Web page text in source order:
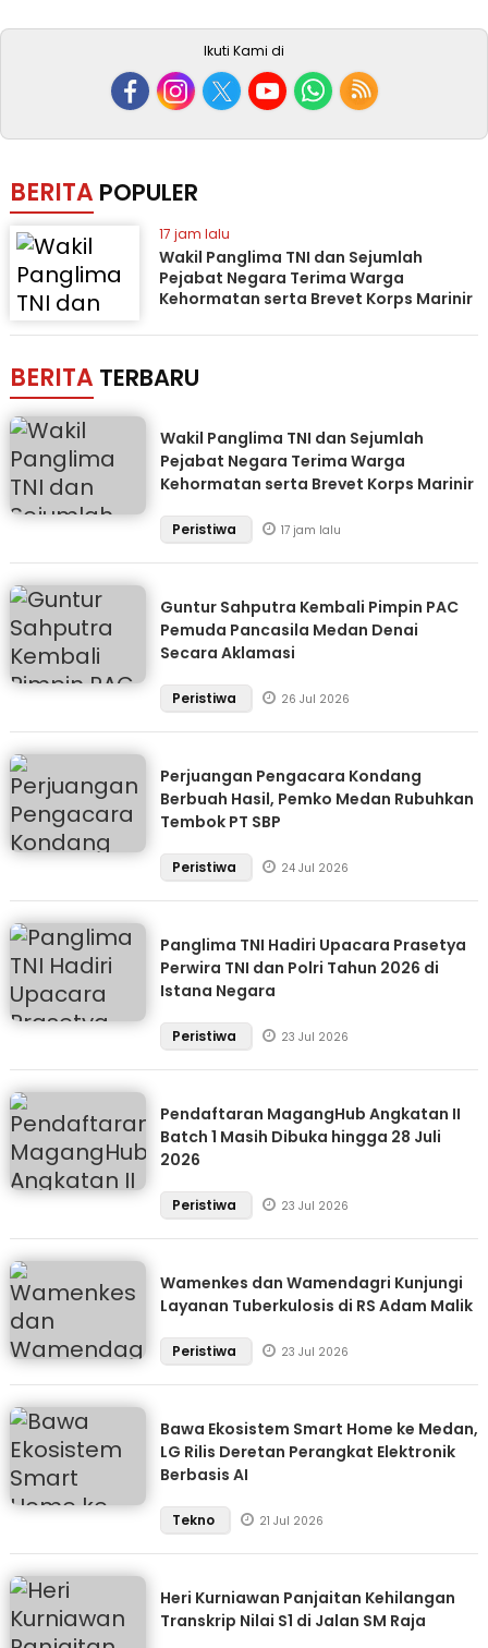
Ikuti Kami di
BERITA POPULER
17 jam lalu
Wakil Panglima TNI dan Sejumlah
Pejabat Negara Terima Warga
Kehormatan serta Brevet Korps Marinir
BERITA TERBARU
Wakil Panglima TNI dan Sejumlah
Pejabat Negara Terima Warga
Kehormatan serta Brevet Korps Marinir
Peristiwa 17 jam lalu
Guntur Sahputra Kembali Pimpin PAC
Pemuda Pancasila Medan Denai
Secara Aklamasi
Peristiwa 26 Jul 2026
Perjuangan Pengacara Kondang
Berbuah Hasil, Pemko Medan Rubuhkan
Tembok PT SBP
Peristiwa 24 Jul 2026
Panglima TNI Hadiri Upacara Prasetya
Perwira TNI dan Polri Tahun 2026 di
Istana Negara
Peristiwa 23 Jul 2026
Pendaftaran MagangHub Angkatan II
Batch 1 Masih Dibuka hingga 28 Juli
2026
Peristiwa 23 Jul 2026
Wamenkes dan Wamendagri Kunjungi
Layanan Tuberkulosis di RS Adam Malik
Peristiwa 23 Jul 2026
Bawa Ekosistem Smart Home ke Medan,
LG Rilis Deretan Perangkat Elektronik
Berbasis AI
Tekno 21 Jul 2026
Heri Kurniawan Panjaitan Kehilangan
Transkrip Nilai S1 di Jalan SM Raja